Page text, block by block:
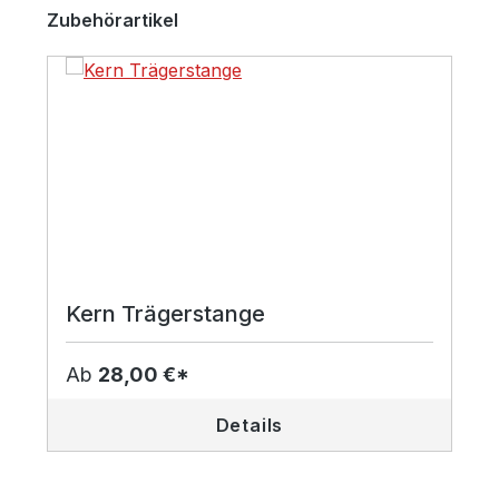
Produktgalerie überspringen
Zubehörartikel
Kern Trägerstange
Ab 28,00 €*
Details